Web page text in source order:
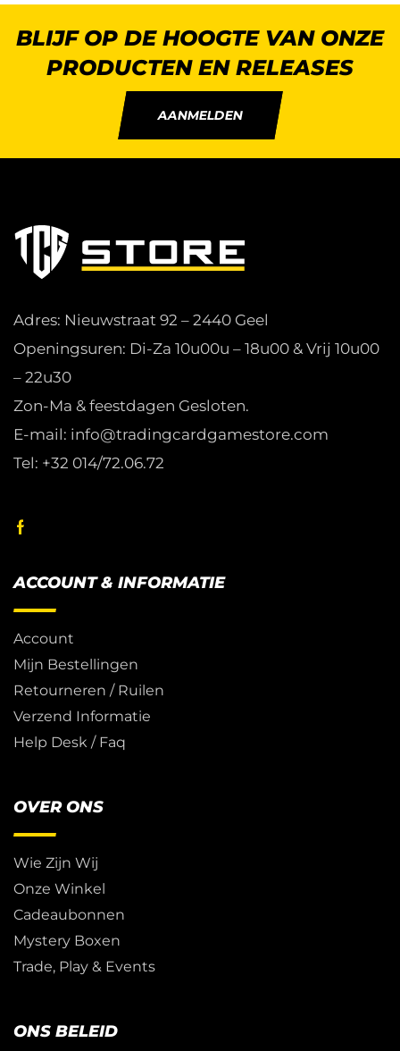
BLIJF OP DE HOOGTE VAN ONZE
PRODUCTEN EN RELEASES
AANMELDEN
Adres: Nieuwstraat 92 – 2440 Geel
Openingsuren: Di-Za 10u00u – 18u00 & Vrij 10u00
– 22u30
Zon-Ma & feestdagen Gesloten.
E-mail: info@tradingcardgamestore.com
Tel: +32 014/72.06.72
ACCOUNT & INFORMATIE
Account
Mijn Bestellingen
Retourneren / Ruilen
Verzend Informatie
Help Desk / Faq
OVER ONS
Wie Zijn Wij
Onze Winkel
Cadeaubonnen
Mystery Boxen
Trade, Play & Events
ONS BELEID